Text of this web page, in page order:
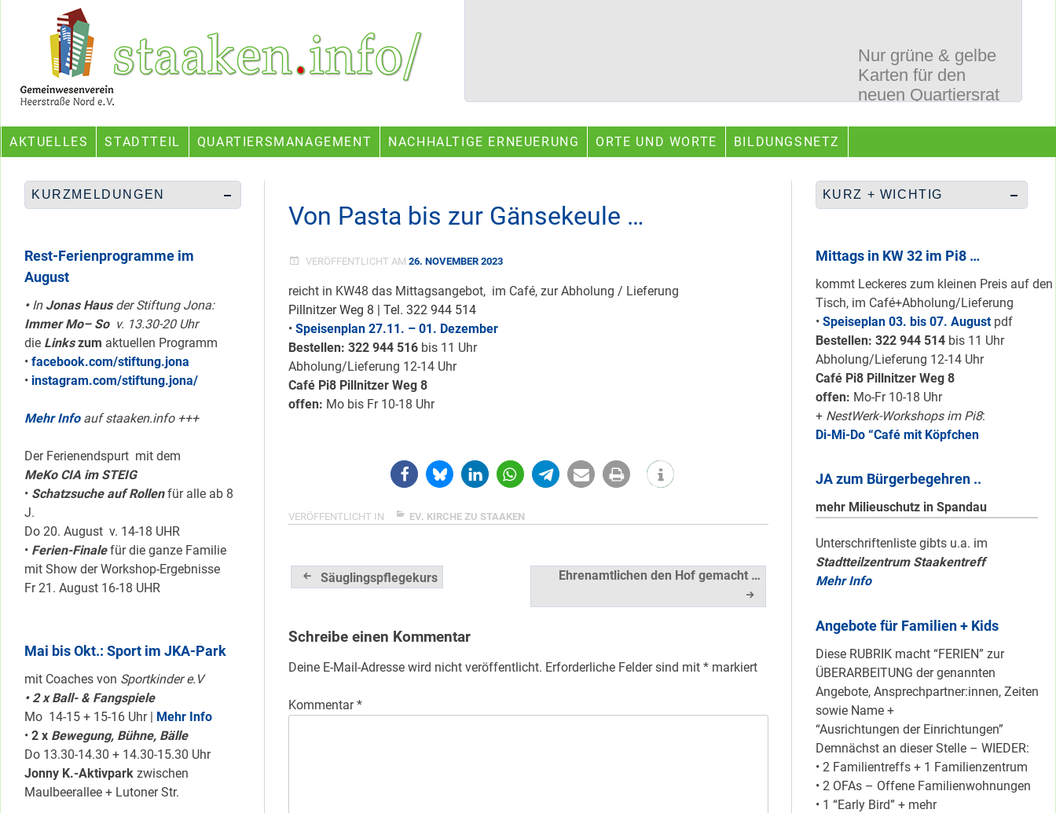
Ein Projekt des Gemeinwesenvereins Heerstraße Nord
AKTUELLES STADTTEIL QUARTIERSMANAGEMENT NACHHALTIGE ERNEUERUNG ORTE UND WORTE BILDUNGSNETZ
Von Pasta bis zur Gänsekeule …
VERÖFFENTLICHT AM 26. NOVEMBER 2023
reicht in KW48 das Mittagsangebot, im Café, zur Abholung / Lieferung
Pillnitzer Weg 8 | Tel. 322 944 514
• Speisenplan 27.11. – 01 . Dezember
Bestellen: 322 944 516bis 11 Uhr
Abholung/Lieferung 12-14 Uhr
Café Pi8 Pillnitzer Weg 8
offen: Mo bis Fr 10-18 Uhr
VERÖFFENTLICHT IN EV. KIRCHE ZU STAAKEN
Beitragsnavigation
Säuglingspflegekurs Ehrenamtlichen den Hof gemacht …
Schreibe einen Kommentar
Deine E-Mail-Adresse wird nicht veröffentlicht. Erforderliche Felder sind mit *markiert
Kommentar*
KURZMELDUNGEN
Rest-Ferienprogramme im
August
•InJonas Hausder Stiftung Jona:
Immer Mo– So v. 13.30-20 Uhr
die Linkszum aktuellen Programm
• facebook.com/stiftung.jona
• instagram.com/stiftung.jona/
Mehr Infoauf staaken.info +++
Der Ferienendspurt mit dem
MeKo CIA im STEIG
• Schatzsuche auf Rollenfür alle ab 8
J.
Do 20. August v. 14-18 UHR
• Ferien-Finalefür die ganze Familie
mit Show der Workshop-Ergebnisse
Fr 21. August 16-18 UHR
Mai bis Okt.: Sport im JKA-Park
mit Coaches von Sportkinder e.V
• 2 x Ball- & Fangspiele
Mo 14-15 + 15-16 Uhr |
Mehr Info
• 2 x Bewegung, Bühne, Bälle
Do 13.30-14.30 + 14.30-15.30 Uhr
Jonny K.-Aktivpark zwischen
Maulbeerallee + Lutoner Str.
KURZ + WICHTIG
Mittags in KW 32 im Pi8 …
kommt Leckeres zum kleinen Preis auf den
Tisch, im Café+Abholung/Lieferung
• Speiseplan 03. bis 07. August pdf
Bestellen: 322 944 514bis 11 Uhr
Abholung/Lieferung 12-14 Uhr
Café Pi8 Pillnitzer Weg 8
offen: Mo-Fr 10-18 Uhr
+ NestWerk-Workshops im Pi8:
Di-Mi-Do “Café mit Köpfchen
JA zum Bürgerbegehren ..
mehr Milieuschutz in Spandau
Unterschriftenliste gibts u.a. im
Stadtteilzentrum Staakentreff
Mehr Info
Angebote für Familien + Kids
Diese RUBRIK macht “FERIEN” zur
ÜBERARBEITUNG der genannten
Angebote, Ansprechpartner:innen, Zeiten
sowie Name +
“Ausrichtungen der Einrichtungen”
Demnächst an dieser Stelle – WIEDER:
• 2 Familientreffs + 1 Familienzentrum
• 2 OFAs – Offene Familienwohnungen
• 1 “Early Bird” + mehr
Karten für den
neuen Quartiersrat
2023-25 …
für Heerstraße
schön sauber
halten!
Neuer Look für’s
#Nachbarschaftmachen
Mit dem
Kiez unterwegs …
Lokale Register-
Anlaufstelle in
Staaken
Silber für
Bildungsnetz
Heerstraße
HipHop-Video: Das
ist Mein Viertel!